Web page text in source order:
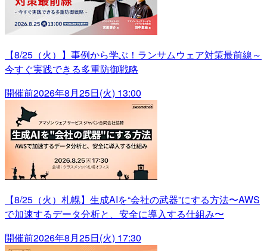
【8/25（火）】事例から学ぶ！ランサムウェア対策最前線～
今すぐ実践できる多重防御戦略
開催前2026年8月25日(火) 13:00
【8/25（火）札幌】生成AIを“会社の武器”にする方法〜AWS
で加速するデータ分析と、安全に導入する仕組み〜
開催前2026年8月25日(火) 17:30